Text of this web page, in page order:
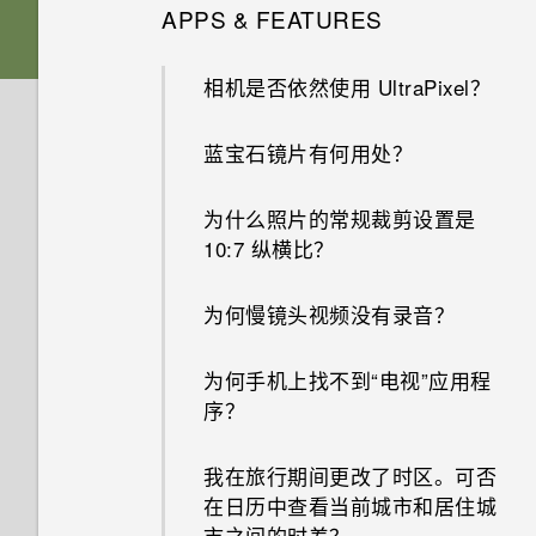
营商网络？
我无法退出某一应用程序。怎么
办？
如何找到手机的 IMEI/MEID 号
如何启用开发人员选项?
为何省电模式和高级省电模式都
显示为灰色？
如何启用或停用“设备管理器”应
用程序？
在免提通话时，屏幕关闭了。如
何重新打开？
如何设置默认的短信应用程序？
为何收不到使用 iPhone 的联系
人的短信？
如何在短信息中添加签名？
我无法发送和接收短信息。怎么
办？
为何联系人应用程序中看不到最
新添加的联系人？
如何删除重复的联系人？
是否要插入 SIM 卡才能使用
Launch 感应启动手势？
可否将 micro SIM 卡裁剪为
nano SIM 卡，装入手机中？
为何 HTC BlinkFeed 中有时会
会？
电量和内存？
APPS & FEATURES
相机是否依然使用 UltraPixel？
蓝宝石镜片有何用处？
为什么照片的常规裁剪设置是
10:7 纵横比？
为何慢镜头视频没有录音？
为何手机上找不到“电视”应用程
序？
我在旅行期间更改了时区。可否
在日历中查看当前城市和居住城